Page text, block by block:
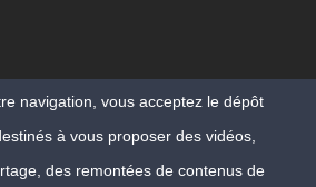
Vitaleforme
navigation, vous acceptez le dépôt
à vous proposer des vidéos,
des remontées de contenus de